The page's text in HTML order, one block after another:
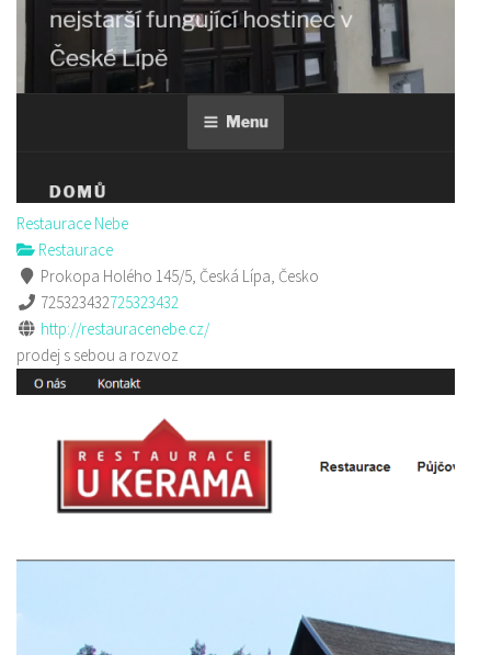
Restaurace Nebe
Restaurace
Prokopa Holého 145/5, Česká Lípa, Česko
725323432725323432
http://restauracenebe.cz/
prodej s sebou a rozvoz